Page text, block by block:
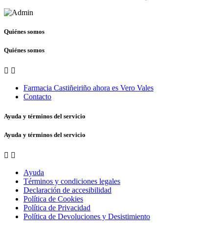
Quiénes somos
Quiénes somos
 
Farmacia Castiñeiriño ahora es Vero Vales
Contacto
Ayuda y términos del servicio
Ayuda y términos del servicio
 
Ayuda
Términos y condiciones legales
Declaración de accesibilidad
Política de Cookies
Política de Privacidad
Política de Devoluciones y Desistimiento